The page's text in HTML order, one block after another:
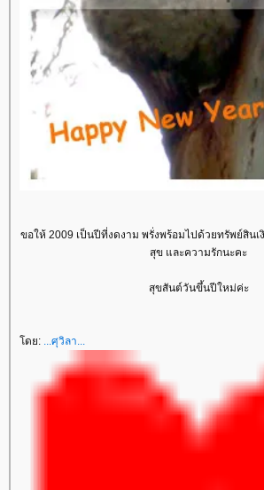
ขอให้ 2009 เป็นปีที่งดงาม พรั่งพร้อมไปด้วยทรัพย์สินเ
สุข และความรักนะคะ
สุขสันต์วันขึ้นปีใหม่ค่ะ
โดย: ...ศุวิลา...